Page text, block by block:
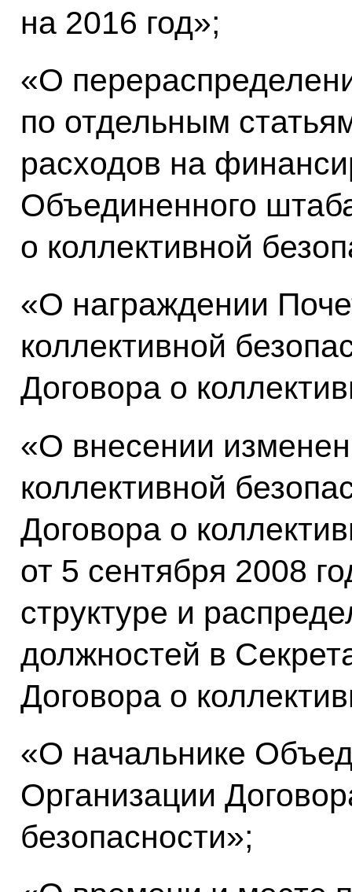
на 2016 год»;
«О
по отдельным
расходов на
Объединенного
о коллективной
«О награждении
коллективной
Договора о
«О внесении
коллективной
Договора о
от 5 сентября 2008
структуре и
должностей в
Договора о
«О начальнике
Организации
безопасности»;